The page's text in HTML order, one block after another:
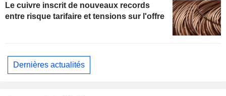
Le cuivre inscrit de nouveaux records
entre risque tarifaire et tensions sur l'offre
Dernières actualités